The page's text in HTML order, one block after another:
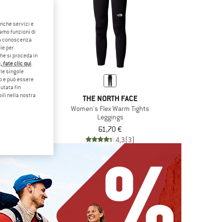
FACE THE NORTH FACE
Women's Flex Warm Tights
Leggings
61,70 €
4,3(3)
servizi e
funzioni di
conoscenza
per
si proceda in
fate clic qui.
singole
e può essere
fin
nella nostra